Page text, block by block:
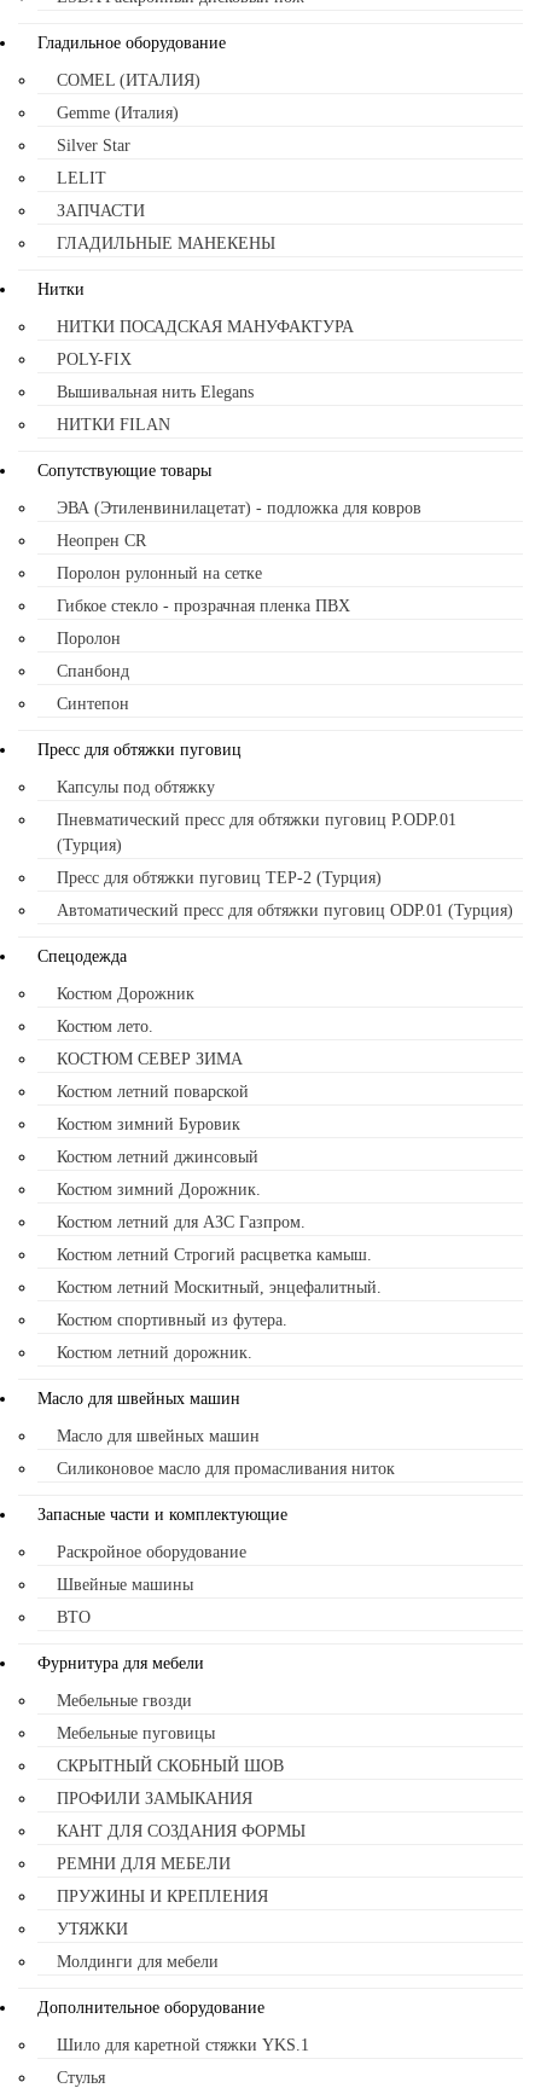
Гладильное оборудование
COMEL (ИТАЛИЯ)
Gemme (Италия)
Silver Star
LELIT
ЗАПЧАСТИ
ГЛАДИЛЬНЫЕ МАНЕКЕНЫ
Нитки
НИТКИ ПОСАДСКАЯ МАНУФАКТУРА
POLY-FIX
Вышивальная нить Elegans
НИТКИ FILAN
Сопутствующие товары
ЭВА (Этиленвинилацетат) - подложка для ковров
Неопрен CR
Поролон рулонный на сетке
Гибкое стекло - прозрачная пленка ПВХ
Поролон
Спанбонд
Синтепон
Пресс для обтяжки пуговиц
Капсулы под обтяжку
Пневматический пресс для обтяжки пуговиц P.ODP.01
(Турция)
Пресс для обтяжки пуговиц TEP-2 (Турция)
Автоматический пресс для обтяжки пуговиц ODP.01 (Турция)
Спецодежда
Костюм Дорожник
Костюм лето.
КОСТЮМ СЕВЕР ЗИМА
Костюм летний поварской
Костюм зимний Буровик
Костюм летний джинсовый
Костюм зимний Дорожник.
Костюм летний для АЗС Газпром.
Костюм летний Строгий расцветка камыш.
Костюм летний Москитный, энцефалитный.
Костюм спортивный из футера.
Костюм летний дорожник.
Масло для швейных машин
Масло для швейных машин
Силиконовое масло для промасливания ниток
Запасные части и комплектующие
Раскройное оборудование
Швейные машины
ВТО
Фурнитура для мебели
Мебельные гвозди
Мебельные пуговицы
СКРЫТНЫЙ СКОБНЫЙ ШОВ
ПРОФИЛИ ЗАМЫКАНИЯ
КАНТ ДЛЯ СОЗДАНИЯ ФОРМЫ
РЕМНИ ДЛЯ МЕБЕЛИ
ПРУЖИНЫ И КРЕПЛЕНИЯ
УТЯЖКИ
Молдинги для мебели
Дополнительное оборудование
Шило для каретной стяжки YKS.1
Стулья